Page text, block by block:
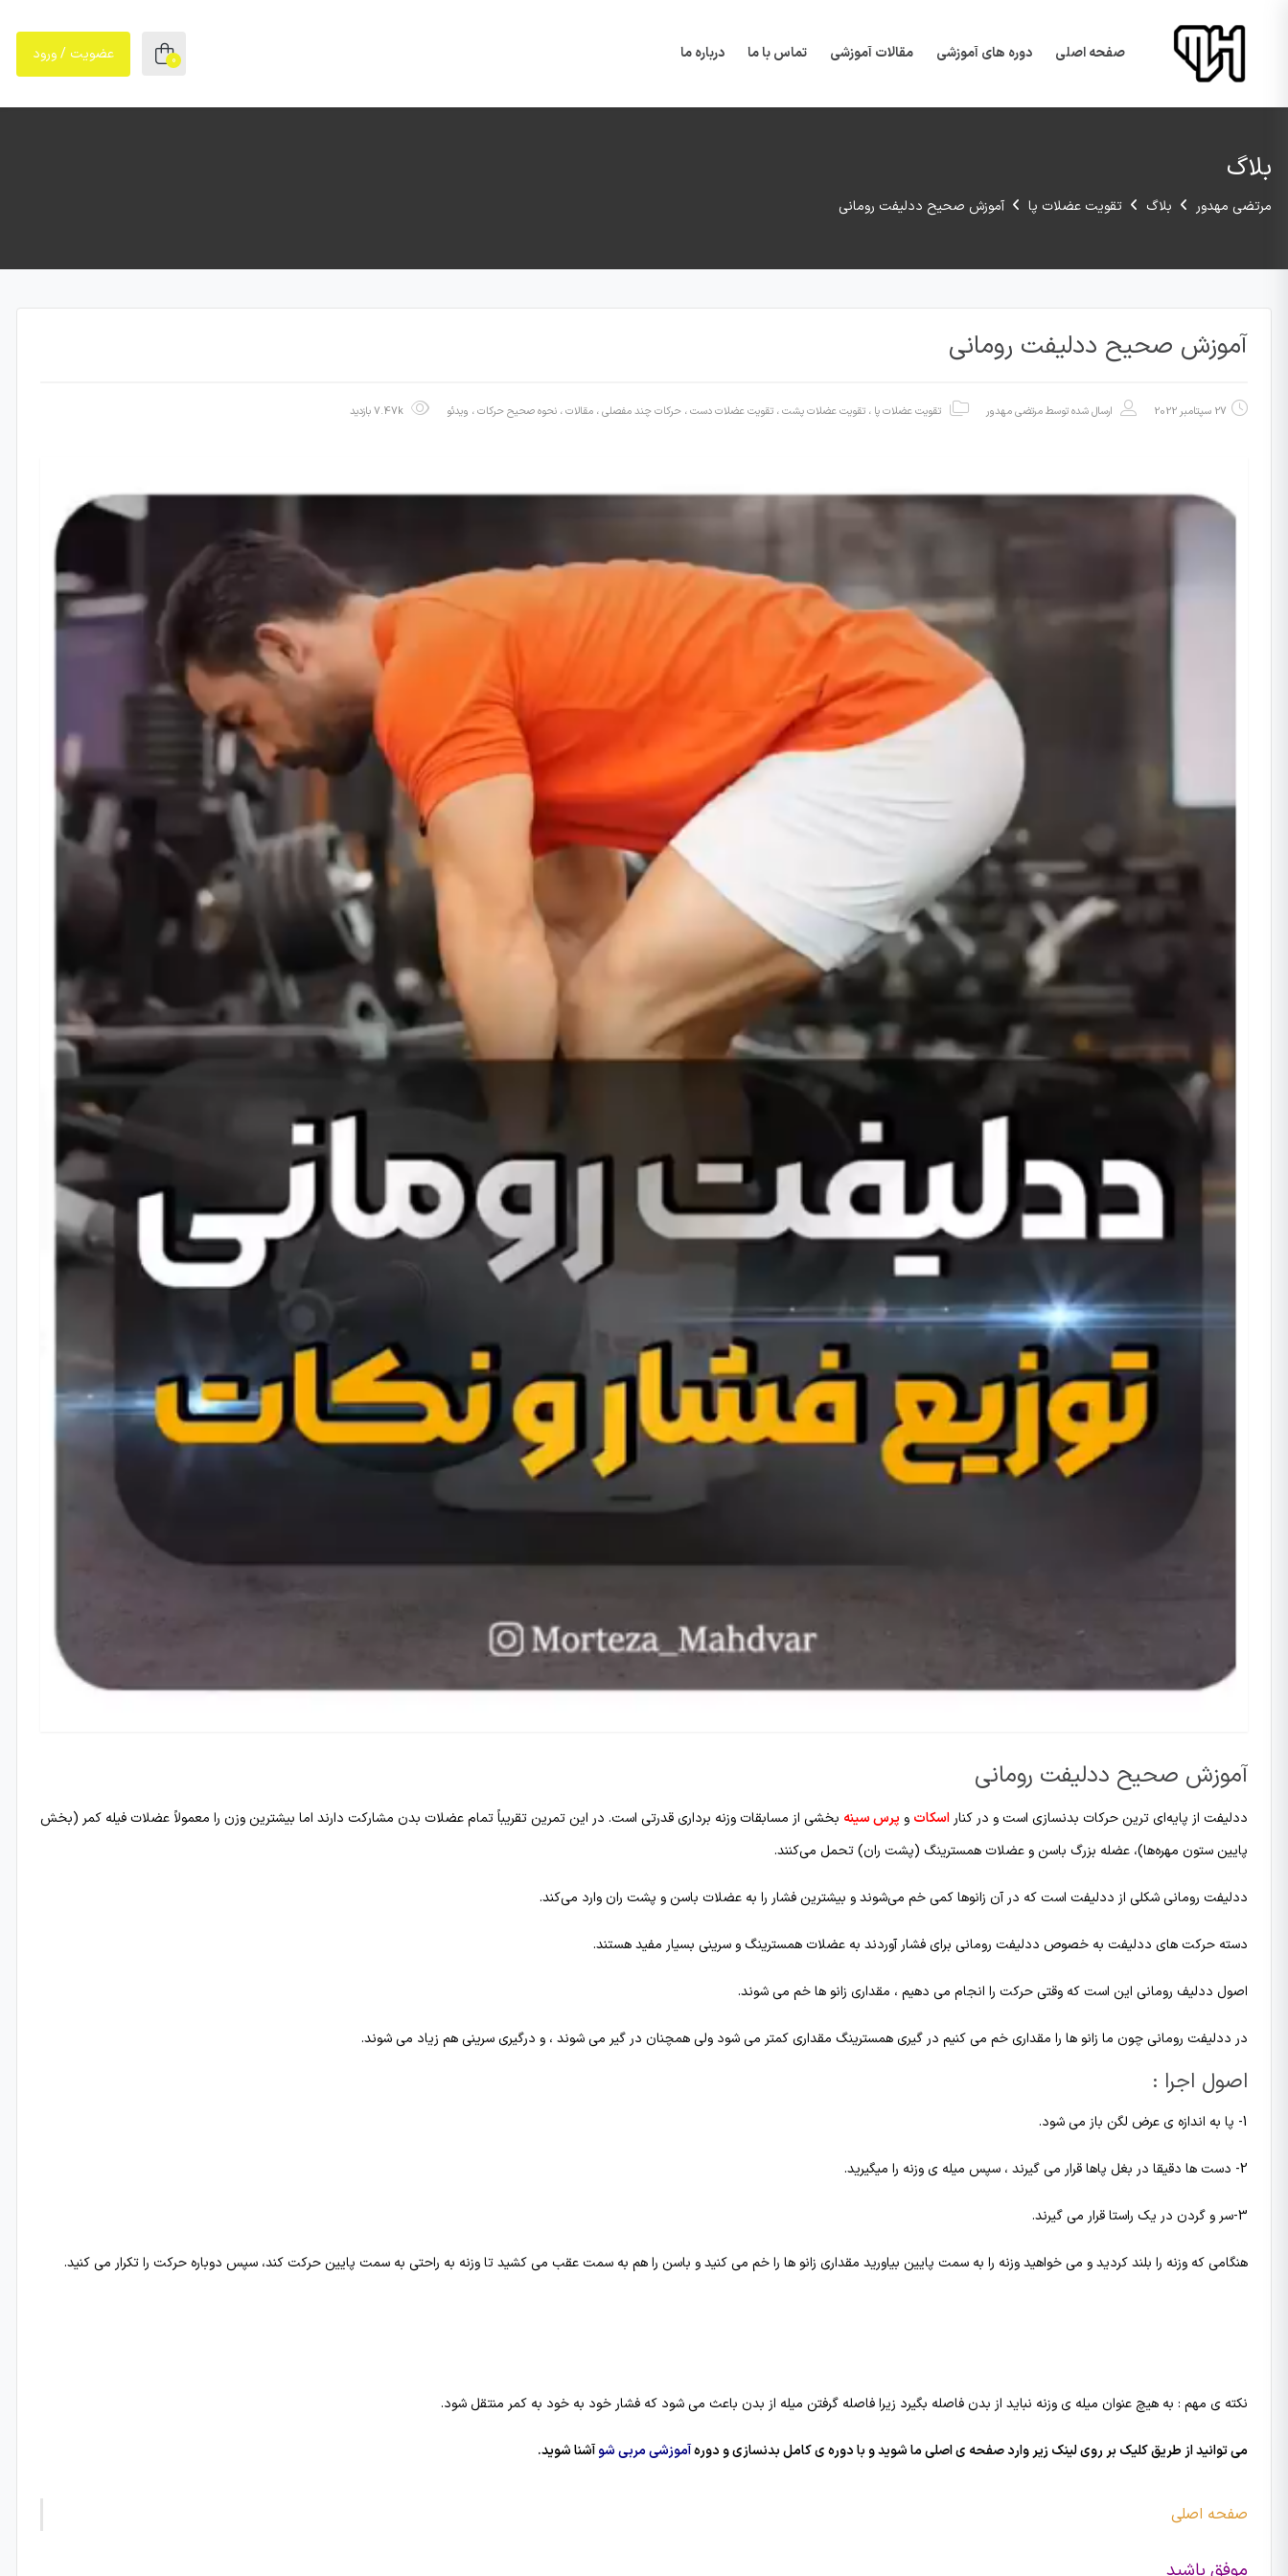
صفحه اصلی دوره های آموزشی مقالات آموزشی تماس با ما درباره ما 0 عضویت / ورود
بلاگ
مرتضی مهدور بلاگ تقویت عضلات پا آموزش صحیح ددلیفت رومانی
آموزش صحیح ددلیفت رومانی
27 سپتامبر 2022 ارسال شده توسطمرتضی مهدور تقویت عضلات پا ، تقویت عضلات پشت، تقویت عضلات دست، حرکات چند مفصلی، مقالات، نحوه صحیح حرکات، ویدئو
آموزش صحیح ددلیفت رومانی
ددلیفت از پایه‌ای ‌ترین حرکات بدنسازی است و در کناراسکات و پرس سینه بخشی از مسابقات وزنه‌ برداری قدرتی است. در این تمرین تقریباً تمام عضلات بدن مشارکت دارند اما بیشترین وزن را معمولاً عضلات فیله کمر (بخش
پایین ستون مهره‌ها)، عضله بزرگ باسن و عضلات همسترینگ (پشت ران) تحمل می‌کنند.
ددلیفت رومانی شکلی از ددلیفت است که در آن زانوها کمی خم می‌شوند و بیشترین فشار را به عضلات باسن و پشت ران وارد می‌کند.
دسته حرکت های ددلیفت به خصوص ددلیفت رومانی برای فشار آوردند به عضلات همسترینگ و سرینی بسیار مفید هستند.
اصول ددلیف رومانی این است که وقتی حرکت را انجام می دهیم ، مقداری زانو ها خم می شوند.
در ددلیفت رومانی چون ما زانو ها را مقداری خم می کنیم در گیری همسترینگ مقداری کمتر می شود ولی همچنان در گیر می شوند ، و درگیری سرینی هم زیاد می شوند.
اصول اجرا :
1- پا به اندازه ی عرض لگن باز می شود.
2- دست ها دقیقا در بغل پاها قرار می گیرند ، سپس میله ی وزنه را میگیرید.
3-سر و گردن در یک راستا قرار می گیرند.
هنگامی که وزنه را بلند کردید و می خواهید وزنه را به سمت پایین بیاورید مقداری زانو ها را خم می کنید و باسن را هم به سمت عقب می کشید تا وزنه به راحتی به سمت پایین حرکت کند، سپس دوباره حرکت را تکرار می کنید.
نکته ی مهم : به هیچ عنوان میله ی وزنه نباید از بدن فاصله بگیرد زیرا فاصله گرفتن میله از بدن باعث می شود که فشار خود به خود به کمر منتقل شود.
می توانید از طریق کلیک بر روی لینک زیر وارد صفحه ی اصلی ما شوید و با دوره ی کامل بدنسازی و دورهآموزشی مربی شوآشنا شوید.
صفحه اصلی